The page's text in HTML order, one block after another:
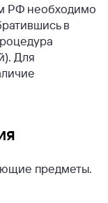
РФ необходимо
в
Для
предметы.